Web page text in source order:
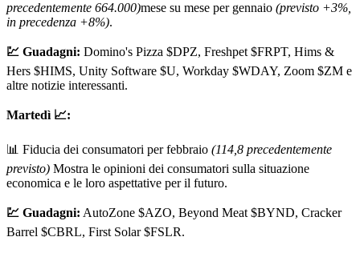
precedentemente 664.000)mese su mese per gennaio (previsto +3%,
in precedenza +8%).
💹 Guadagni: Domino's Pizza $DPZ, Freshpet $FRPT, Hims &
Hers $HIMS, Unity Software $U, Workday $WDAY, Zoom $ZM e
altre notizie interessanti.
Martedì 📈:
📊 Fiducia dei consumatori per febbraio (114,8 precedentemente
previsto) Mostra le opinioni dei consumatori sulla situazione
economica e le loro aspettative per il futuro.
💹 Guadagni: AutoZone $AZO, Beyond Meat $BYND, Cracker
Barrel $CBRL, First Solar$FSLR.